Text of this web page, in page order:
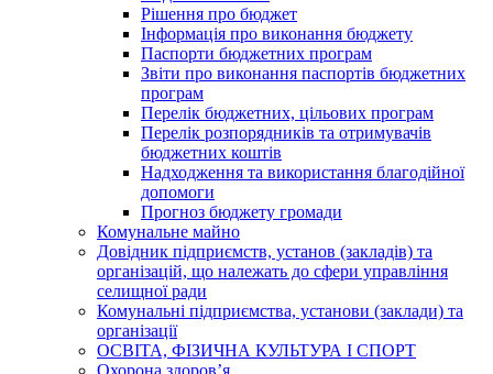
Рішення про бюджет
Інформація про виконання бюджету
Паспорти бюджетних програм
Звіти про виконання паспортів бюджетних
програм
Перелік бюджетних, цільових програм
Перелік розпорядників та отримувачів
бюджетних коштів
Надходження та використання благодійної
допомоги
Прогноз бюджету громади
Комунальне майно
Довідник підприємств, установ (закладів) та
організацій, що належать до сфери управління
селищної ради
Комунальні підприємства, установи (заклади) та
організації
ОСВІТА, ФІЗИЧНА КУЛЬТУРА І СПОРТ
Охорона здоров’я